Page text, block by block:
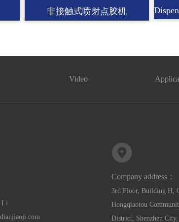
非接触式喷射点胶机
Video
Li
Company address：
3rd Floor, Building H,
Hongqiaotou
District, Shenzhen